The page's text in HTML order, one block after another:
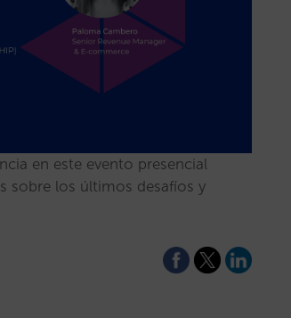
en este evento presencial
sobre los últimos desafíos y